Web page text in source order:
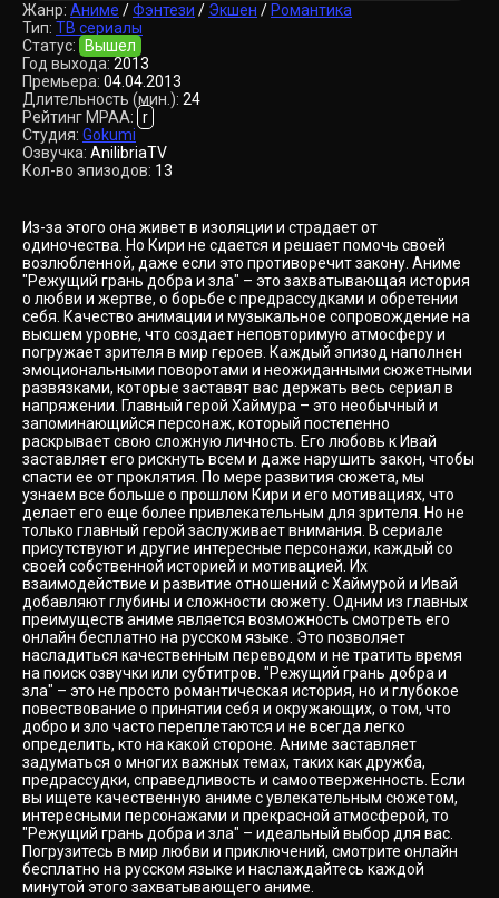
Жанр: Аниме /Фэнтези / Экшен / Романтика
Тип: ТВ сериалы
Статус:
Вышел
Год выхода: 2013
Премьера: 04.04.2013
Длительность (мин.): 24
Рейтинг MPAA: r
Студия: Gokumi
Озвучка: AnilibriaTV
Кол-во эпизодов: 13
Из-за этого она живет в изоляции и страдает от
одиночества. Но Кири не сдается и решает помочь своей
возлюбленной, даже если это противоречит закону. Аниме
"Режущий грань добра и зла" – это захватывающая история
о любви и жертве, о борьбе с предрассудками и обретении
себя. Качество анимации и музыкальное сопровождение на
высшем уровне, что создает неповторимую атмосферу и
погружает зрителя в мир героев. Каждый эпизод наполнен
эмоциональными поворотами и неожиданными сюжетными
развязками, которые заставят вас держать весь сериал в
напряжении. Главный герой Хаймура – это необычный и
запоминающийся персонаж, который постепенно
раскрывает свою сложную личность. Его любовь к Ивай
заставляет его рискнуть всем и даже нарушить закон, чтобы
спасти ее от проклятия. По мере развития сюжета, мы
узнаем все больше о прошлом Кири и его мотивациях, что
делает его еще более привлекательным для зрителя. Но не
только главный герой заслуживает внимания. В сериале
присутствуют и другие интересные персонажи, каждый со
своей собственной историей и мотивацией. Их
взаимодействие и развитие отношений с Хаймурой и Ивай
добавляют глубины и сложности сюжету. Одним из главных
преимуществ аниме является возможность смотреть его
онлайн бесплатно на русском языке. Это позволяет
насладиться качественным переводом и не тратить время
на поиск озвучки или субтитров. "Режущий грань добра и
зла" – это не просто романтическая история, но и глубокое
повествование о принятии себя и окружающих, о том, что
добро и зло часто переплетаются и не всегда легко
определить, кто на какой стороне. Аниме заставляет
задуматься о многих важных темах, таких как дружба,
предрассудки, справедливость и самоотверженность. Если
вы ищете качественную аниме с увлекательным сюжетом,
интересными персонажами и прекрасной атмосферой, то
"Режущий грань добра и зла" – идеальный выбор для вас.
Погрузитесь в мир любви и приключений, смотрите онлайн
бесплатно на русском языке и наслаждайтесь каждой
минутой этого захватывающего аниме.